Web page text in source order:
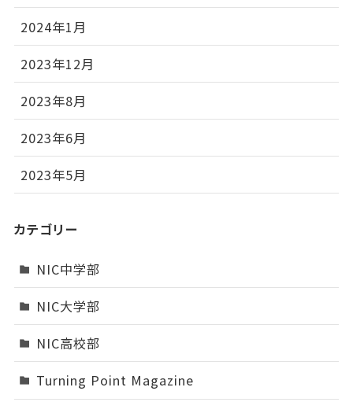
2024年1月
2023年12月
2023年8月
2023年6月
2023年5月
カテゴリー
NIC中学部
NIC大学部
NIC高校部
Turning Point Magazine